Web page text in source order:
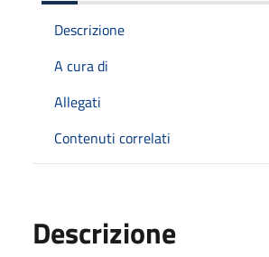
Descrizione
A cura di
Allegati
Contenuti correlati
Descrizione